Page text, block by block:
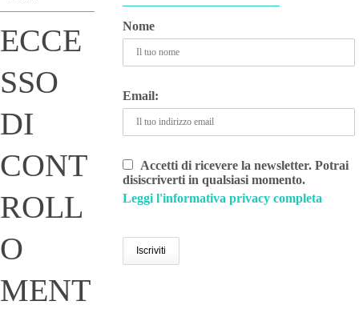
ECCE
SSO
DI
CONT
ROLL
O
MENT
Nome
Email:
Accetti di ricevere la newsletter. Potrai
disiscriverti in qualsiasi momento.
Leggi l'informativa privacy completa